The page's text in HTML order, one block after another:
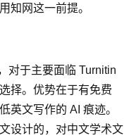
知网这一前提。
对于主要面临 Turnitin
择。优势在于有免费
英文写作的 AI 痕迹。
设计的，对中文学术文